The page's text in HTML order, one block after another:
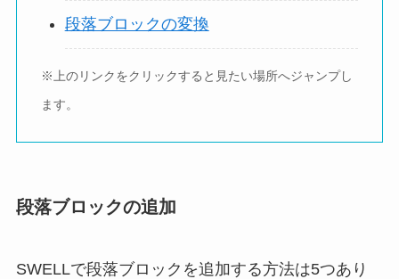
段落ブロックの変換
※上のリンクをクリックすると見たい場所へジャンプし
ます。
段落ブロックの追加
SWELLで段落ブロックを追加する方法は5つあり